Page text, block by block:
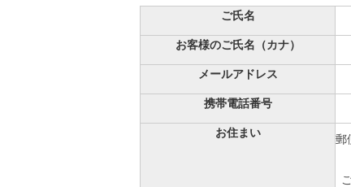
ご氏名
お客様のご氏名（カナ）
メールアドレス
携帯電話番号
お住まい
郵